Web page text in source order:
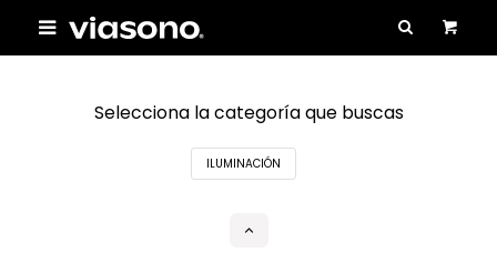

Selecciona la categoría que buscas
ILUMINACIÓN